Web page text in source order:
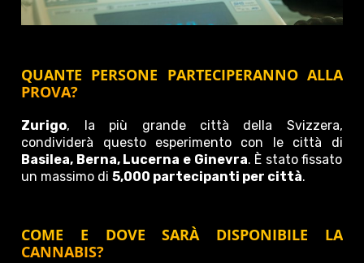
QUANTE PERSONE PARTECIPERANNO ALLA
PROVA?
Zurigo, la più grande città della Svizzera,
condividerà questo esperimento con le città di
Basilea, Berna, Lucerna e Ginevra. È stato fissato
un massimo di5,000 partecipanti per città.
COME E DOVE SARÀ DISPONIBILE LA
CANNABIS?